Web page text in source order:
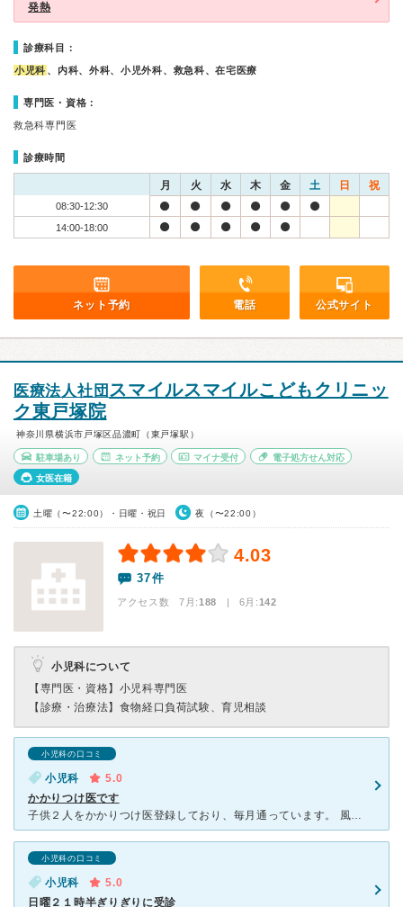
発熱
診療科目：
小児科 、内科、外科、小児外科、救急科、在宅医療
専門医・資格：
救急科専門医
診療時間
月 火 水 木 金 土 日 祝
08:30-12:30
14:00-18:00
ネット予約 電話 公式サイト
医療法人社団 スマイルスマイルこどもクリニッ
ク東戸塚院
神奈川県横浜市戸塚区品濃町（東戸塚駅）
駐車場あり ネット予約 マイナ受付 電子処方せん対応
女医在籍
土曜（〜22:00）・日曜・祝日 夜（〜22:00）
4.03
37件
アクセス数 7月:188 | 6月:142
小児科について
【専門医・資格】 小児科専門医
【診療・治療法】 食物経口負荷試験、育児相談
小児科の口コミ
小児科
5.0
かかりつけ医です
子供２人をかかりつけ医登録しており、毎月通っています。 風邪症状、目の症状、肌の症状など、どんな症状でもまずはこちらに行き、診察を受けています。 特に、院長の人柄は素晴らしいです。こちらの言い忘れ
小児科の口コミ
小児科
5.0
日曜２１時半ぎりぎりに受診